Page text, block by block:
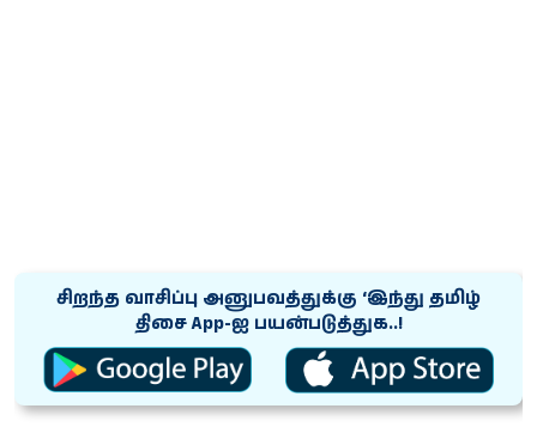
சிறந்த வாசிப்பு அனுபவத்துக்கு ‘இந்து தமிழ்
திசை App-ஐ பயன்படுத்துக..!